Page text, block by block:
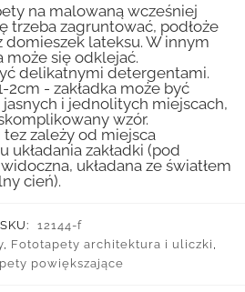
na malowaną wcześniej
trzeba zagruntować, podłoże
domieszek lateksu. W innym
się odklejać.
delikatnymi detergentami.
2cm - zakładka może być
i jednolitych miejscach,
wzór.
zależy od miejsca
układania zakładki (pod
układana ze światłem
cień).
SKU:
12144-f
, Fototapety architektura i uliczki
powiększające